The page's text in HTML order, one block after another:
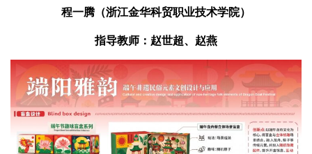
程一腾（浙江金华科贸职业技术学院）
指导教师：赵世超、赵燕